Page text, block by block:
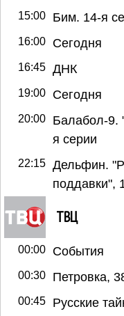
15:00 Бим. 14-я
16:00 Сегодня
16:45 ДНК
19:00 Сегодня
20:00
Балабол-9.
я серии
22:15 Дельфин.
поддавки",
ТВЦ
00:00 События
00:30 Петровка,
00:45 Русские